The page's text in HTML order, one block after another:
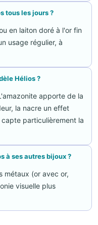
tous les jours ?
en laiton doré à l'or fin
usage régulier, à
Hélios ?
apporte de la
la nacre un effet
particulièrement la
à ses autres bijoux ?
métaux (or avec or,
visuelle plus